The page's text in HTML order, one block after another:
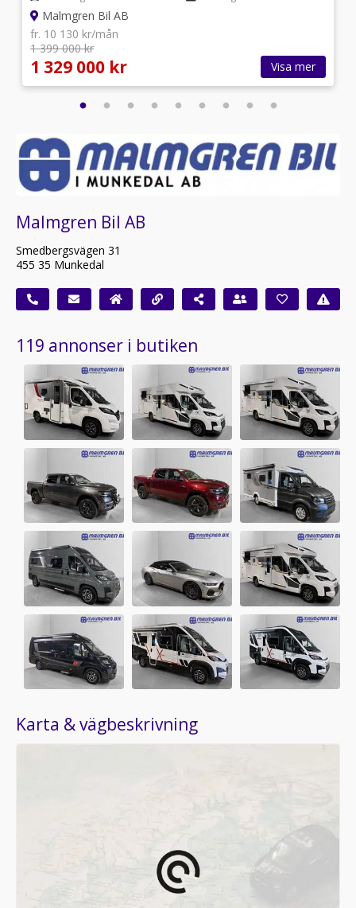
långbäddar lång bädd AUT 337ga 337 ga Chausson 777
777GA 787 787 Pössl
Vanlife Husbil Sun Living Adria Weinsberg Dethleffs
Knaus Burstner Bürstner Hobby Roller Team Pilote
Pössl Hymer Rapido McLouis TEC McLouis Kabe
husbilar Ci
Malmgren Bil AB
fr. 10 130 kr/mån
1 399 000 kr
1 329 000 kr Visa mer
Malmgren Bil AB
Smedbergsvägen 31
455 35 Munkedal
119 annonser i butiken
Karta & vägbeskrivning